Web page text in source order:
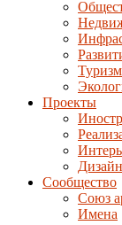
Туризм
Проекты
Дизайн
Сообщество
Союз
Имена